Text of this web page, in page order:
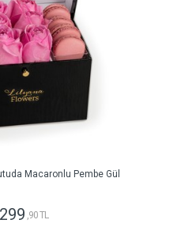
Macaronlu Pembe Gül
,90 TL